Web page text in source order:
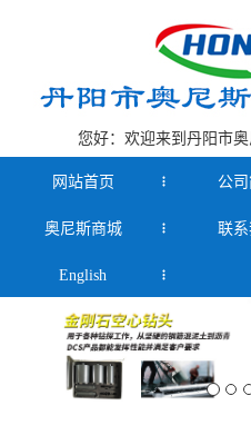
您好：欢迎来到丹阳市
网站首页 公
奥尼斯商城 联系
English